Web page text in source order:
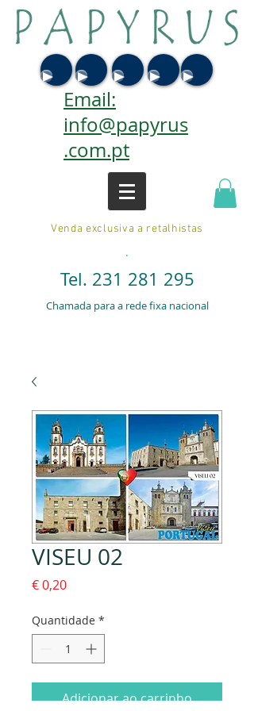
Email:
info@papyrus
.com.pt
Venda exclusiva a retalhistas
.
Tel. 231 281 295
Chamada para a rede fixa nacional
VISEU 02
€ 0,20Preço
Quantidade *
Adicionar ao carrinho